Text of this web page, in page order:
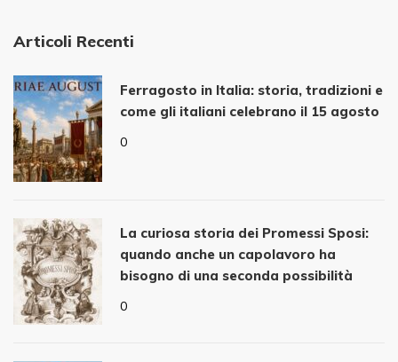
Articoli Recenti
Ferragosto in Italia: storia, tradizioni e
come gli italiani celebrano il 15 agosto
0
La curiosa storia dei Promessi Sposi:
quando anche un capolavoro ha
bisogno di una seconda possibilità
0